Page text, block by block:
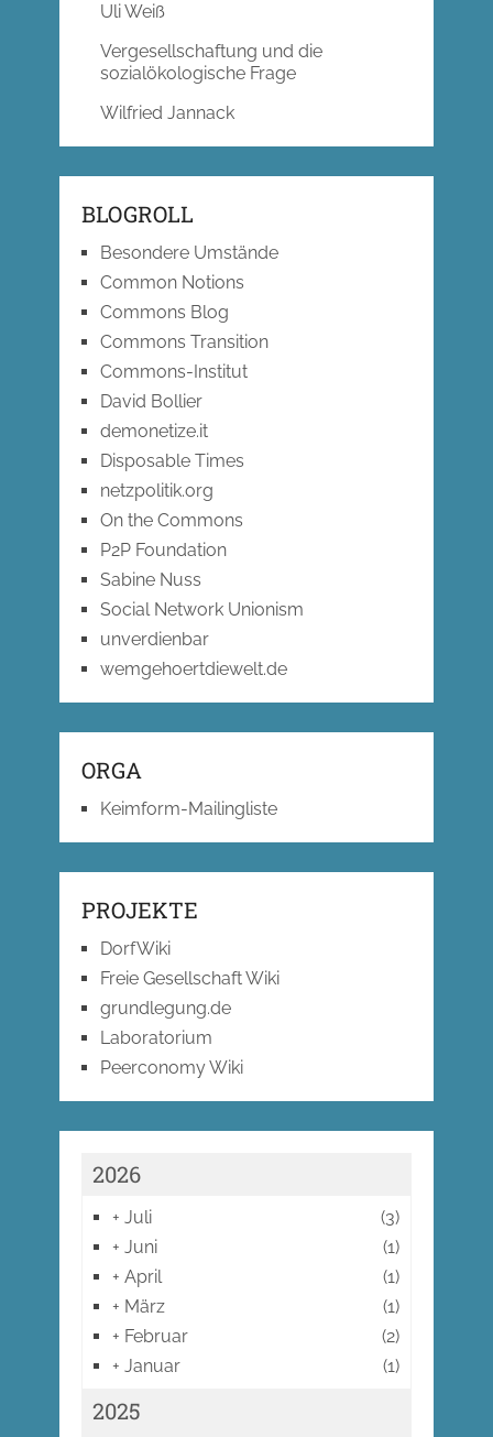
Uli Weiß
Vergesellschaftung und die
sozialökologische Frage
Wilfried Jannack
BLOGROLL
Besondere Umstände
Common Notions
Commons Blog
Commons Transition
Commons-Institut
David Bollier
demonetize.it
Disposable Times
netzpolitik.org
On the Commons
P2P Foundation
Sabine Nuss
Social Network Unionism
unverdienbar
wemgehoertdiewelt.de
ORGA
Keimform-Mailingliste
PROJEKTE
DorfWiki
Freie Gesellschaft Wiki
grundlegung.de
Laboratorium
Peerconomy Wiki
2026
+ Juli
(3)
+ Juni
(1)
+ April
(1)
+ März
(1)
+ Februar
(2)
+ Januar (1)
2025